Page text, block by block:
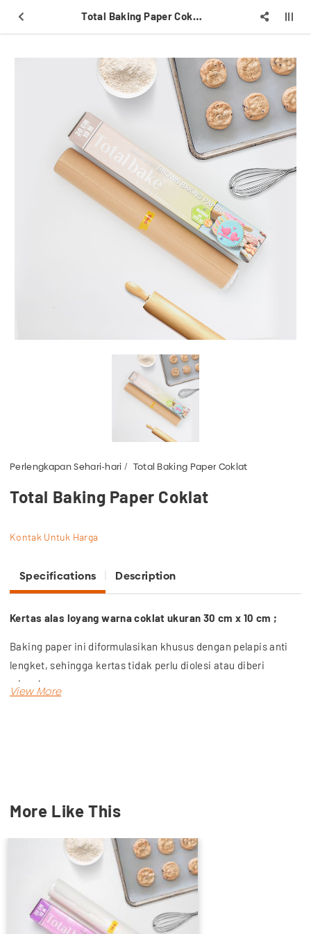
Total Baking Paper Coklat
Perlengkapan Sehari-hari Total Baking Paper Coklat
Total Baking Paper Coklat
Kontak Untuk Harga
Specifications Description
Kertas alas loyang warna coklat ukuran 30 cm x 10 cm ;
Baking paper ini diformulasikan khusus dengan pelapis anti
lengket, sehingga kertas tidak perlu diolesi atau diberi
minyak.
dilapisi silicone 2 sisi, sehingga kertas tidak perlu
Kertas mudah dipotong karena sudah dilengkapi dengan
Hasil pemanggangan menjadi lebih sempurna dan hasil
kukusan menjadi lebih baik. (sangat cocok untuk
brownies, roti, cookies, dimsum, bakpao, bolu ,dll)
More Like This